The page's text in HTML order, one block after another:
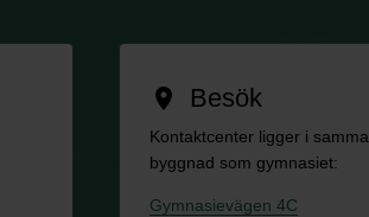
location_on Besök
Kontaktcenter ligger i samma
byggnad som gymnasiet:
Gymnasievägen 4C